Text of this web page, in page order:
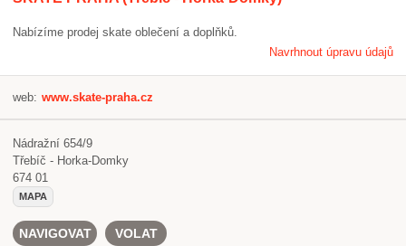
Nabízíme prodej skate oblečení a doplňků.
Navrhnout úpravu údajů
web: www.skate-praha.cz
Nádražní 654/9
Třebíč - Horka-Domky
674 01
MAPA
NAVIGOVAT VOLAT